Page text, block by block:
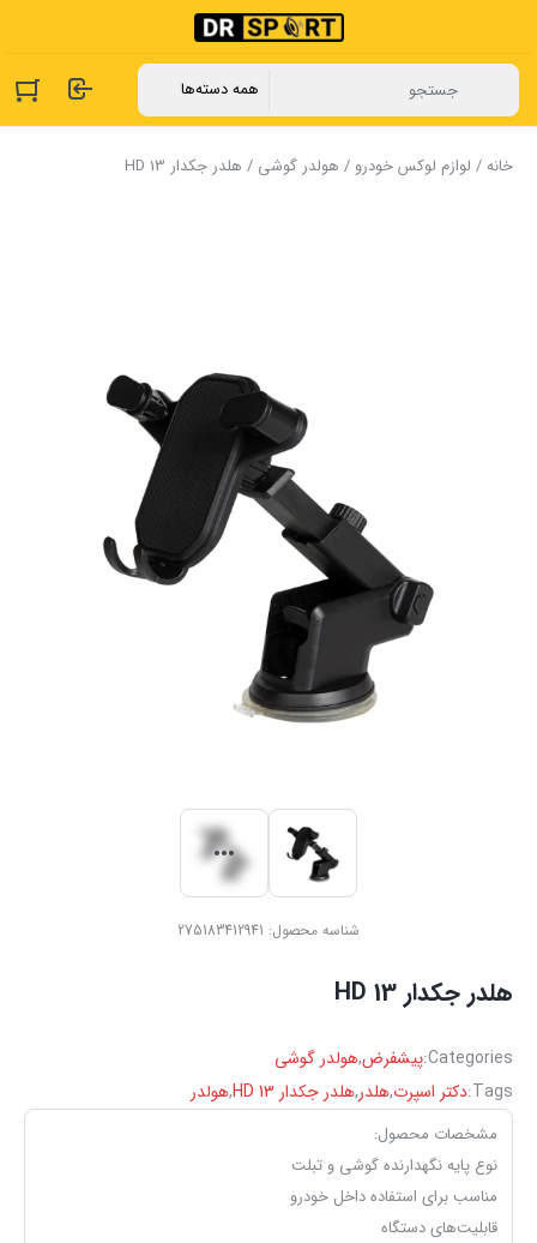
خانه/ لوازم لوکس خودرو / هولدر گوشی / ‏هلدر جکدار HD 13
شناسه محصول: 275183412941
‏هلدر جکدار HD 13
Categories:پیشفرض,هولدر گوشی
Tags: دکتر اسپرت,هلدر,‏هلدر جکدار HD 13 ,هولدر
مشخصات محصول:
نوع پایه نگهدارنده گوشی و تبلت
مناسب برای استفاده داخل خودرو
قابلیت‌های دستگاه